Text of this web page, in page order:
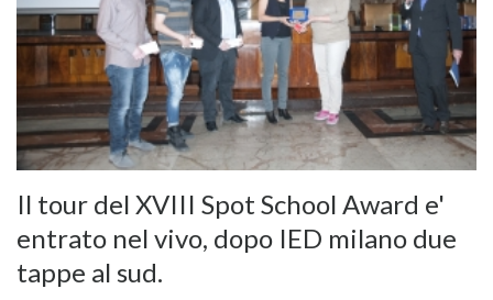
Il tour del XVIII Spot School Award e'
entrato nel vivo, dopo IED milano due
tappe al sud.